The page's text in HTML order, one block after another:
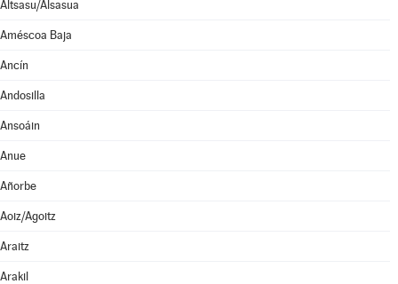
Altsasu/Alsasua
Améscoa Baja
Ancín
Andosilla
Ansoáin
Anue
Añorbe
Aoiz/Agoitz
Araitz
Arakil